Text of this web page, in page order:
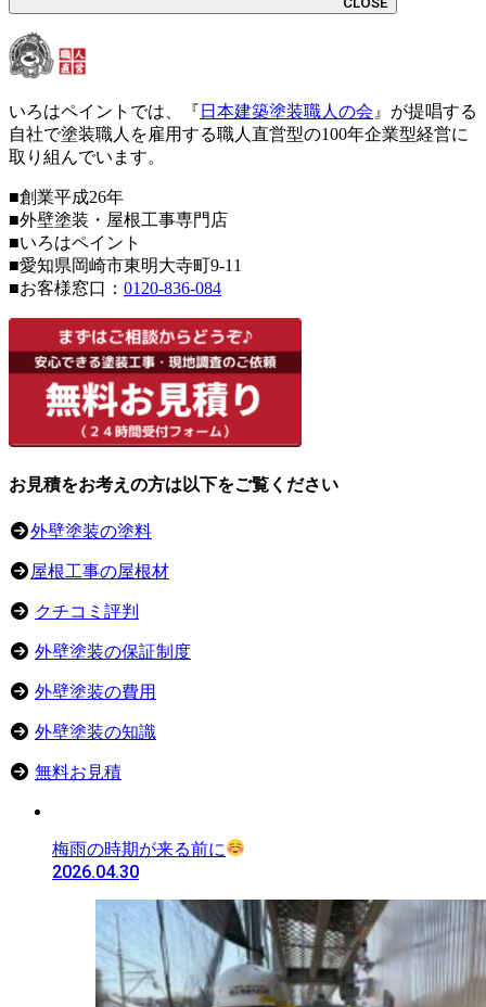
いろはペイントでは、『 日本建築塗装職人の会 』が提唱する
自社で塗装職人を雇用する職人直営型の100年企業型経営に
取り組んでいます。
■創業平成26年
■外壁塗装・屋根工事専門店
■いろはペイント
■愛知県岡崎市東明大寺町9-11
■お客様窓口： 0120-836-084
お見積をお考えの方は以下をご覧ください
外壁塗装の塗料
屋根工事の屋根材
クチコミ評判
外壁塗装の保証制度
外壁塗装の費用
外壁塗装の知識
無料お見積
梅雨の時期が来る前に
2026.04.30